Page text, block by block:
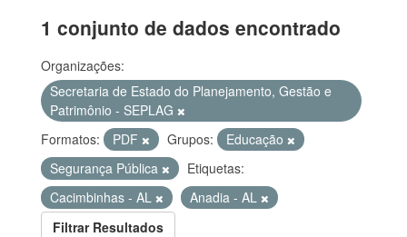
1 conjunto de dados encontrado
Organizações:
Secretaria de Estado do Planejamento, Gestão e
Patrimônio - SEPLAG
Formatos:
PDF Grupos:
Educação
Segurança Pública
Etiquetas:
Cacimbinhas - AL
Anadia - AL
Filtrar Resultados